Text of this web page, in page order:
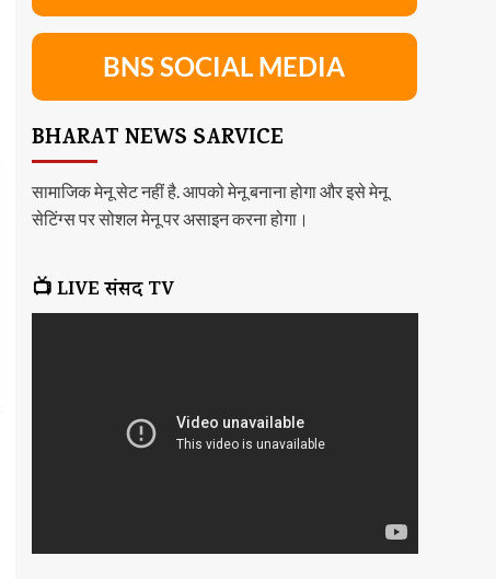
BNS SOCIAL MEDIA
BHARAT NEWS SARVICE
सामाजिक मेनू सेट नहीं है. आपको मेनू बनाना होगा और इसे मेनू
सेटिंग्स पर सोशल मेनू पर असाइन करना होगा।
📺 LIVE संसद TV